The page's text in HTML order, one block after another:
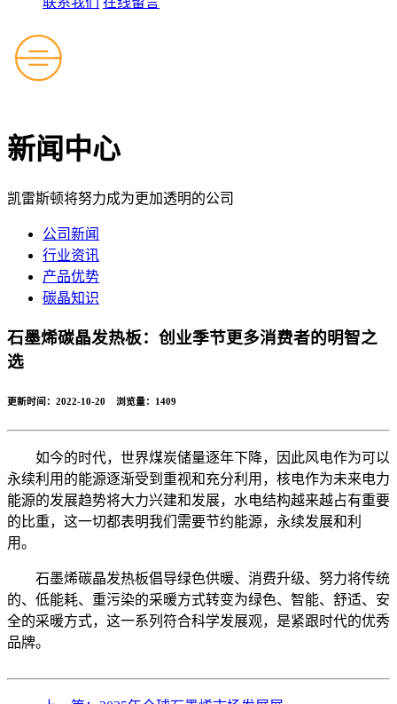
新闻中心
凯雷斯顿将努力成为更加透明的公司
公司新闻
行业资讯
产品优势
碳晶知识
石墨烯碳晶发热板：创业季节更多消费者的明智之
选
更新时间：2022-10-20 浏览量： 1409
如今的时代，世界煤炭储量逐年下降，因此风电作为可以
永续利用的能源逐渐受到重视和充分利用，核电作为未来电力
能源的发展趋势将大力兴建和发展，水电结构越来越占有重要
的比重，这一切都表明我们需要节约能源，永续发展和利
用。
石墨烯碳晶发热板倡导绿色供暖、消费升级、努力将传统
的、低能耗、重污染的采暖方式转变为绿色、智能、舒适、安
全的采暖方式，这一系列符合科学发展观，是紧跟时代的优秀
品牌。